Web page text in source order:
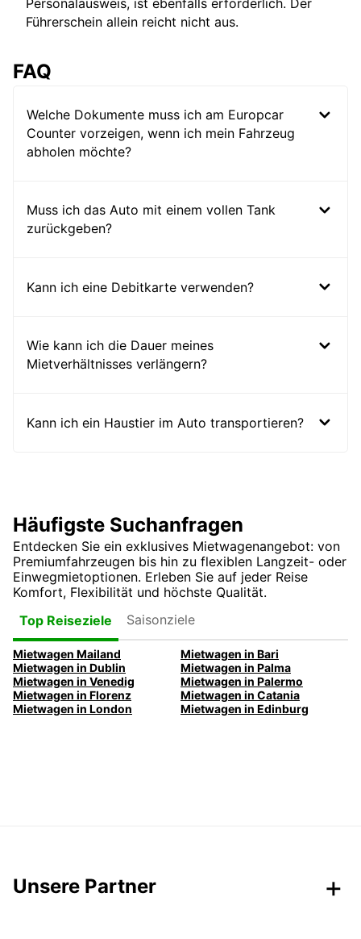
Personalausweis, ist ebenfalls erforderlich. Der
Führerschein allein reicht nicht aus.
FAQ
Welche Dokumente muss ich am Europcar
Counter vorzeigen, wenn ich mein Fahrzeug
abholen möchte?
Muss ich das Auto mit einem vollen Tank
zurückgeben?
Kann ich eine Debitkarte verwenden?
Wie kann ich die Dauer meines
Mietverhältnisses verlängern?
Kann ich ein Haustier im Auto transportieren?
Häufigste Suchanfragen
Entdecken Sie ein exklusives Mietwagenangebot: von
Premiumfahrzeugen bis hin zu flexiblen Langzeit- oder
Einwegmietoptionen. Erleben Sie auf jeder Reise
Komfort, Flexibilität und höchste Qualität.
Top Reiseziele
Saisonziele
Mietwagen Mailand
Mietwagen in Bari
Mietwagen in Dublin
Mietwagen in Palma
Mietwagen in Venedig
Mietwagen in Palermo
Mietwagen in Florenz
Mietwagen in Catania
Mietwagen in London
Mietwagen in Edinburg
Unsere Partner